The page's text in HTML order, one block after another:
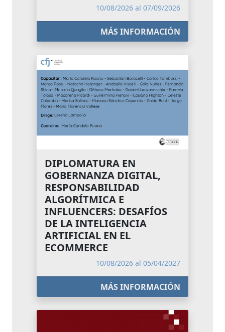
10/08/2026 al 07/09/2026
MÁS INFORMACIÓN
DIPLOMATURA EN
GOBERNANZA DIGITAL,
RESPONSABILIDAD
ALGORÍTMICA E
INFLUENCERS: DESAFÍOS
DE LA INTELIGENCIA
ARTIFICIAL EN EL
ECOMMERCE
10/08/2026 al 05/04/2027
MÁS INFORMACIÓN